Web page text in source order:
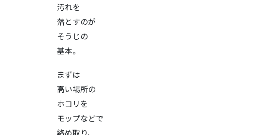
汚れを
落とすのが
そうじの
基本。
まずは
高い場所の
ホコリを
モップなどで
絡め取り、